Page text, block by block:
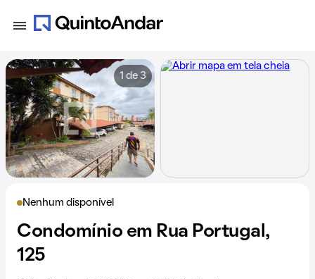
Nenhum disponível
Condomínio em Rua Portugal,
125
1 de 3